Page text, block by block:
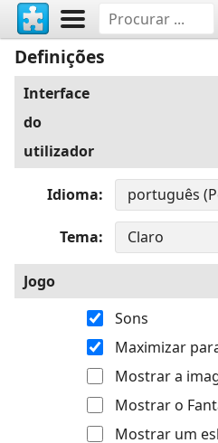
Definições
Interface
do
utilizador
Idioma
Tema
Jogo
Sons
Maximizar
Mostrar a
Mostrar o
Mostrar um